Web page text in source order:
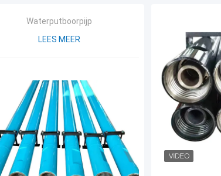
Waterputboorpijp
LEES MEER